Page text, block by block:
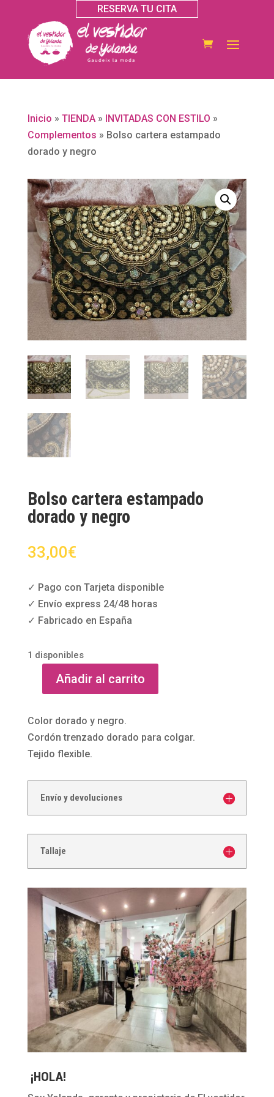
RESERVA TU CITA
Inicio » TIENDA» INVITADAS CON ESTILO »
Complementos » Bolso cartera estampado
dorado y negro
Bolso cartera estampado
dorado y negro
33,00€
✓ Pago con Tarjeta disponible
✓ Envío express 24/48 horas
✓ Fabricado en España
1 disponibles
estampado
dorado
y
Añadir al carrito
Color dorado y negro.
Cordón trenzado dorado para colgar.
Tejido flexible.
Envío y devoluciones
Tallaje
¡HOLA!